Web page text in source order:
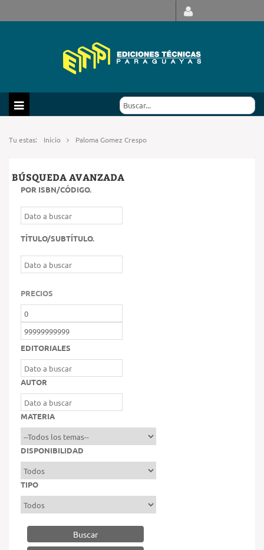
Tu estas: Inicio Paloma Gomez Crespo
BÚSQUEDA AVANZADA
POR ISBN/CÓDIGO.
TÍTULO/SUBTÍTULO.
PRECIOS
EDITORIALES
AUTOR
MATERIA
DISPONIBILIDAD
TIPO
Buscar